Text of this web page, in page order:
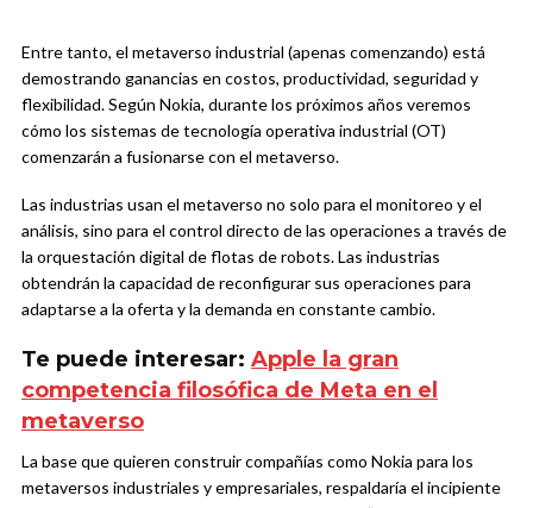
Entre tanto, el metaverso industrial (apenas comenzando) está
demostrando ganancias en costos, productividad, seguridad y
flexibilidad. Según Nokia, durante los próximos años veremos
cómo los sistemas de tecnología operativa industrial (OT)
comenzarán a fusionarse con el metaverso.
Las industrias usan el metaverso no solo para el monitoreo y el
análisis, sino para el control directo de las operaciones a través de
la orquestación digital de flotas de robots. Las industrias
obtendrán la capacidad de reconfigurar sus operaciones para
adaptarse a la oferta y la demanda en constante cambio.
Te puede interesar: Apple la gran
competencia filosófica de Meta en el
metaverso
La base que quieren construir compañías como Nokia para los
metaversos industriales y empresariales, respaldaría el incipiente